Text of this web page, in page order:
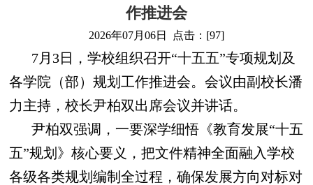
作推进会
2026年07月06日 点击：[97]
7月3日，学校组织召开“十五五”专项规划及
各学院（部）规划工作推进会。会议由副校长潘
力主持，校长尹柏双出席会议并讲话。
尹柏双强调，一要深学细悟《教育发展“十五
五”规划》核心要义，把文件精神全面融入学校
各级各类规划编制全过程，确保发展方向对标对